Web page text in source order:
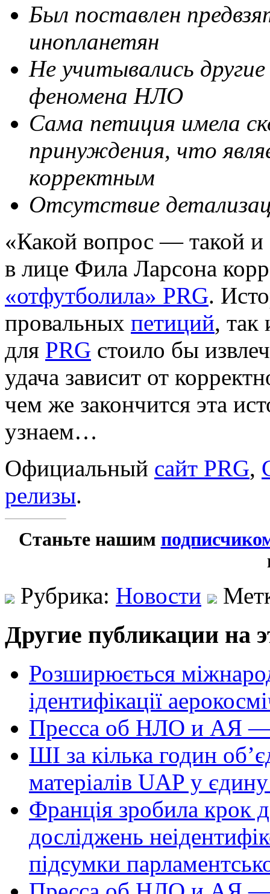
Был поставлен
инопланетян
Не учитывались
феномена НЛО
Сама петиция имела
принуждения, что
корректным
Отсутствие
«Какой вопрос — такой
в лице Фила Ларсона
«отфутболила» PRG.
провальных петиций,
для PRG стоило бы
удача зависит от
чем же закончится эта
узнаем…
Официальный сайт PRG,
релизы.
Станьте нашим
Рубрика: Новости
Другие публикации на
Розширюється
ідентифікації
Пресса об НЛО и АЯ —
ШІ за кілька годин
матеріалів UAP у
Франція зробила крок
досліджень
підсумки